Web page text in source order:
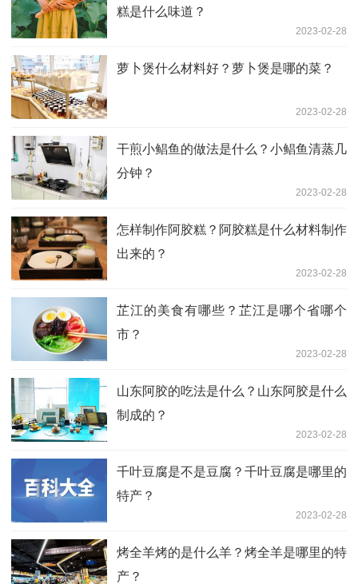
糕是什么味道？
2023-02-28
萝卜煲什么材料好？萝卜煲是哪的菜？
2023-02-28
干煎小鲳鱼的做法是什么？小鲳鱼清蒸几
分钟？
2023-02-28
怎样制作阿胶糕？阿胶糕是什么材料制作
出来的？
2023-02-28
芷江的美食有哪些？芷江是哪个省哪个
市？
2023-02-28
山东阿胶的吃法是什么？山东阿胶是什么
制成的？
2023-02-28
千叶豆腐是不是豆腐？千叶豆腐是哪里的
特产？
2023-02-28
烤全羊烤的是什么羊？烤全羊是哪里的特
产？